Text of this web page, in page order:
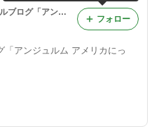
アンジュルム オフィシャルブログ「アンジュルム アメリカにっき」Powered by Ameba
「アンジュルム アメリカにっ
フォロー